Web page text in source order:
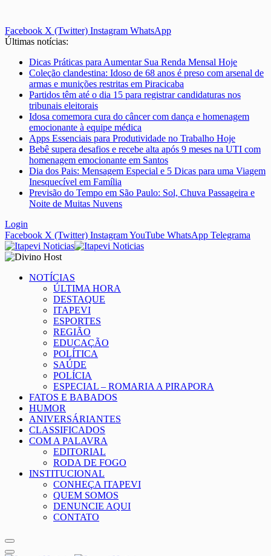
Facebook X (Twitter) Instagram WhatsApp
Últimas notícias:
Dicas Práticas para Aumentar Sua Renda Mensal Hoje
Coleção clandestina: Idoso de 68 anos é preso com arsenal de
armas e munições restritas em Piracicaba
Partidos têm até o dia 15 para registrar candidaturas nos
tribunais eleitorais
Idosa comemora cura do câncer com dança e homenagem
emocionante à equipe médica
Apps Essenciais para Produtividade no Trabalho Hoje
Bebê supera desafios e recebe alta após 9 meses na UTI com
homenagem emocionante em Santos
Dia dos Pais: Mensagem Especial e 5 Dicas para uma Viagem
Inesquecível em Família
Previsão do Tempo em São Paulo: Sol, Chuva Passageira e
Noite de Muitas Nuvens
Login
Facebook X (Twitter) InstagramYouTube WhatsApp Telegrama
NOTÍCIAS
ÚLTIMA HORA
DESTAQUE
ITAPEVI
ESPORTES
REGIÃO
EDUCAÇÃO
POLÍTICA
SAÚDE
POLÍCIA
ESPECIAL – ROMARIA A PIRAPORA
FATOS E BABADOS
HUMOR
ANIVERSÁRIANTES
CLASSIFICADOS
COM A PALAVRA
EDITORIAL
RODA DE FOGO
INSTITUCIONAL
CONHEÇA ITAPEVI
QUEM SOMOS
DENUNCIE AQUI
CONTATO